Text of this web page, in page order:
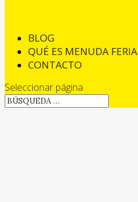
BLOG
QUÉ ES MENUDA FERIA
CONTACTO
Seleccionar página